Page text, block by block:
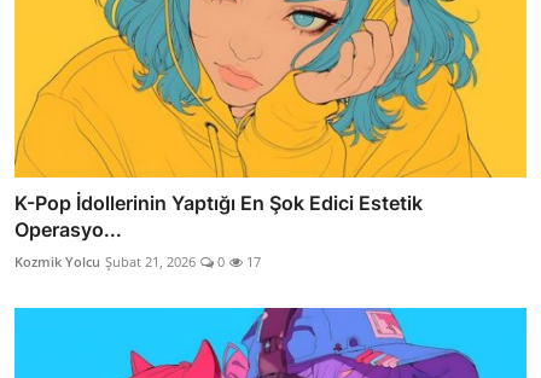
K-Pop İdollerinin Yaptığı En Şok Edici Estetik
Operasyo...
Kozmik Yolcu Şubat 21, 2026 0 17